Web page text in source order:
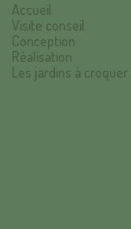
Accueil
Visite conseil
Conception
Réalisation
Les jardins à